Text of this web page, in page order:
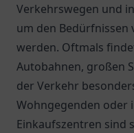
Verkehrswegen und
um den
werden. Oftmals
Autobahnen, großen
der Verkehr
Wohngegenden oder
Einkaufszentren sind